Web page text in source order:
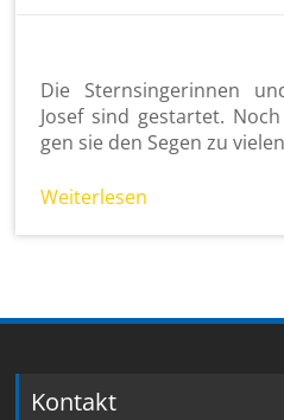
Die Stern­sin­ge­rin­nen
Josef sind ge­star­tet.
gen sie den Segen zu
Wei­ter­le­sen
Kontakt